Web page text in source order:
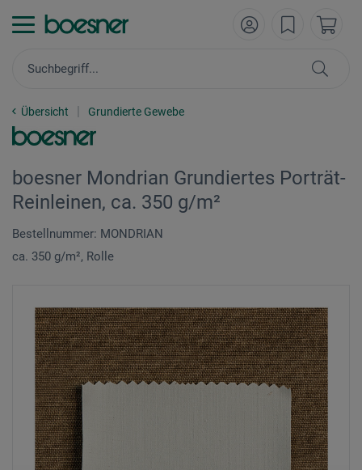
Übersicht Grundierte Gewebe
boesner Mondrian Grundiertes Porträt-
Reinleinen, ca. 350 g/m²
Bestellnummer: MONDRIAN
ca. 350 g/m², Rolle